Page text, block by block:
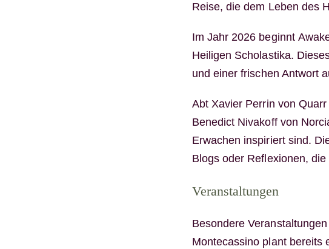
Reise, die dem Leben des
Im Jahr 2026 beginnt
Heiligen Scholastika.
und einer frischen Antwort
Abt Xavier Perrin von
Benedict Nivakoff von
Erwachen inspiriert sind.
Blogs oder Reflexionen,
Veranstaltungen
Besondere
Montecassino plant bereits